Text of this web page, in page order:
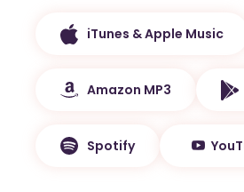
iTunes & Apple Music
Amazon MP3
Spotify